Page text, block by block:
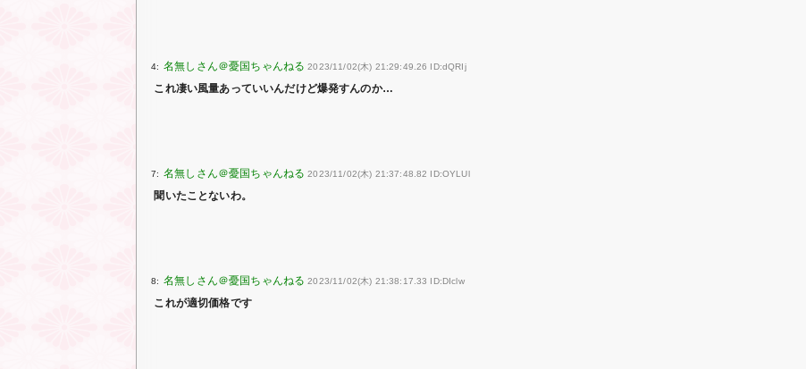
4: 2023/11/02(木) 21:29:49.26 ID:dQRIj
これ凄い風量あっていいんだけど爆発すんのか…
7: 2023/11/02(木) 21:37:48.82 ID:OYLUl
聞いたことないわ。
8: 2023/11/02(木) 21:38:17.33 ID:DIclw
これが適切価格です